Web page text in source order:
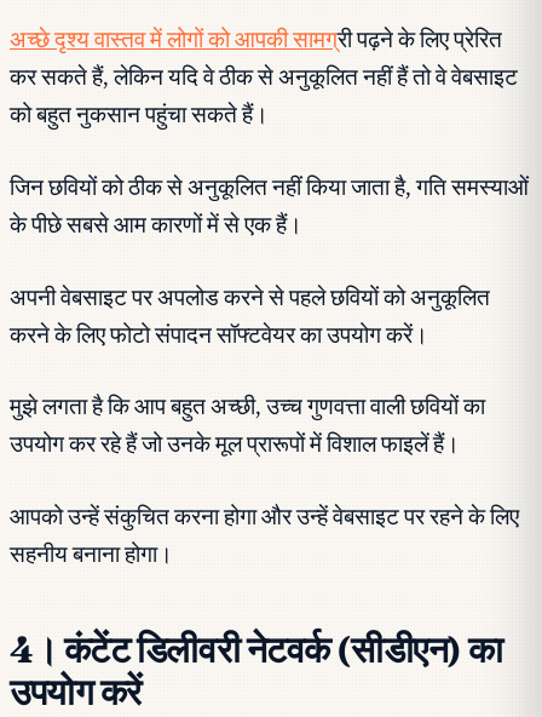
अच्छे दृश्य वास्तव में लोगों को आपकी सामग्री पढ़ने के लिए प्रेरित
कर सकते हैं, लेकिन यदि वे ठीक से अनुकूलित नहीं हैं तो वे वेबसाइट
को बहुत नुकसान पहुंचा सकते हैं।
जिन छवियों को ठीक से अनुकूलित नहीं किया जाता है, गति समस्याओं
के पीछे सबसे आम कारणों में से एक हैं।
अपनी वेबसाइट पर अपलोड करने से पहले छवियों को अनुकूलित
करने के लिए फोटो संपादन सॉफ्टवेयर का उपयोग करें।
मुझे लगता है कि आप बहुत अच्छी, उच्च गुणवत्ता वाली छवियों का
उपयोग कर रहे हैं जो उनके मूल प्रारूपों में विशाल फाइलें हैं।
आपको उन्हें संकुचित करना होगा और उन्हें वेबसाइट पर रहने के लिए
सहनीय बनाना होगा।
4। कंटेंट डिलीवरी नेटवर्क (सीडीएन) का
उपयोग करें